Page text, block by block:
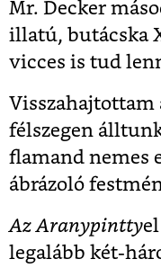
Mr. Decker
illatú, butácska
vicces is tud
Visszahajtottam
félszegen
flamand nemes
ábrázoló
Az Aranypintty
legalább két-